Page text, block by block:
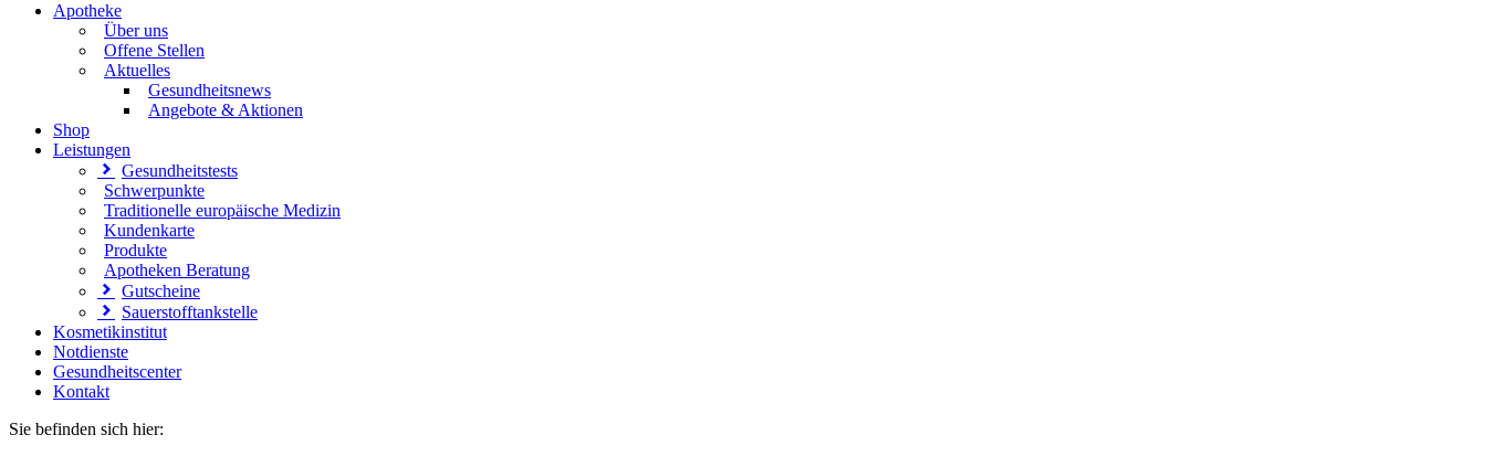
Apotheke
Über uns
Offene Stellen
Aktuelles
Gesundheitsnews
Angebote & Aktionen
Shop
Leistungen
Gesundheitstests
Schwerpunkte
Traditionelle europäische Medizin
Kundenkarte
Produkte
Apotheken Beratung
Gutscheine
Sauerstofftankstelle
Kosmetikinstitut
Notdienste
Gesundheitscenter
Kontakt
Sie befinden sich hier: